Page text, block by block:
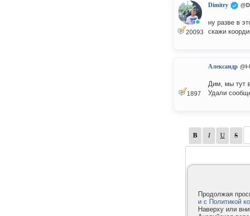
20093
Dimitry
ну разве в
скажи
1897
Александр
Дим, мы тут
Удали
Продолжая
и с Политикой
Наверху или